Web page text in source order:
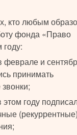
кто любым
фонда «Право
феврале и
принимать
этом году
(рекуррентные)